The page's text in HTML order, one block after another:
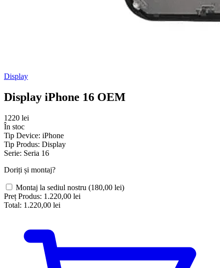
Display
Display iPhone 16 OEM
1220 lei
În stoc
Tip Device: iPhone
Tip Produs: Display
Serie: Seria 16
Doriți și montaj?
Montaj la sediul nostru (180,00 lei)
Preț Produs: 1.220,00 lei
Total: 1.220,00 lei